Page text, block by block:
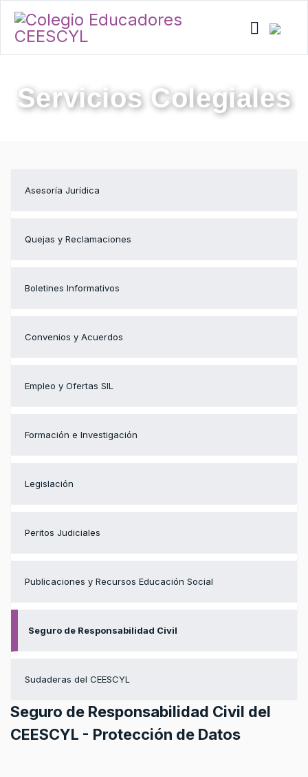
Servicios Colegiales
Asesoría Jurídica
Quejas y Reclamaciones
Boletines Informativos
Convenios y Acuerdos
Empleo y Ofertas SIL
Formación e Investigación
Legislación
Peritos Judiciales
Publicaciones y Recursos Educación Social
Seguro de Responsabilidad Civil
Sudaderas del CEESCYL
Seguro de Responsabilidad Civil del
CEESCYL - Protección de Datos